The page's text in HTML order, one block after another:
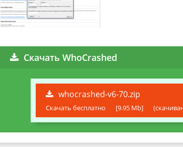
Скачать WhoCrashed
whocrashed-v6-70.zip
Скачать бесплатно [9.95 Mb]